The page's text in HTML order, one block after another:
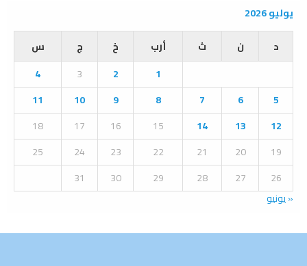
r
c
o
E
A
R
C
H
يوليو 2026
د
ن ث أرب خ ج
س
1
2
3
4
5
6
7
8
9
10
11
12
13
14
15
16
17
18
19
20
21
22
23
24
25
26
27
28
29
30
31
« يونيو